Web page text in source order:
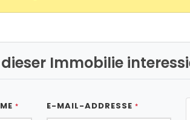
dieser Immobilie
* E-MAIL-ADDRESSE *